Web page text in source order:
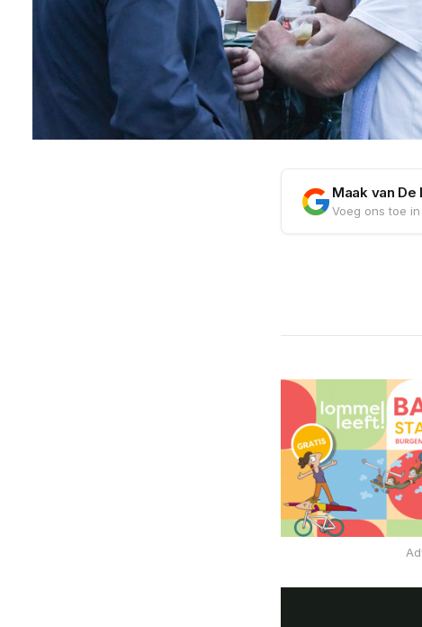
Maak van
Voeg ons toe